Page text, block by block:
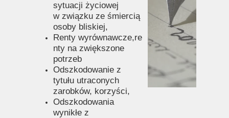
sytuacji życiowej
w związku ze śmiercią
osoby bliskiej,
Renty wyrównawcze,re
nty na zwiększone
potrzeb
Odszkodowanie z
tytułu utraconych
zarobków, korzyści,
Odszkodowania
wynikłe z